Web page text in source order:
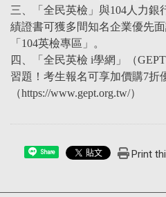
三、「全民英檢」與104人力銀
績證書可獲多間知名企業優先
「104英檢專區」。
四、「全民英檢 i學網」（
習題！考生報名可享加價購7折
（https://www.gept.org.tw/）
Share Print